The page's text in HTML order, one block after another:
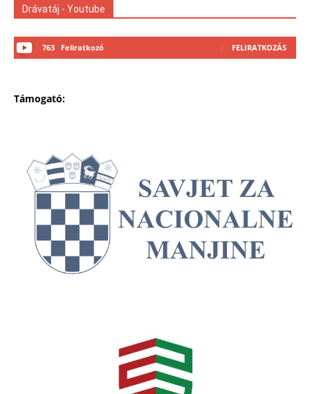
Drávatáj - Youtube
763 Feliratkozó FELIRATKOZÁS
Támogató: